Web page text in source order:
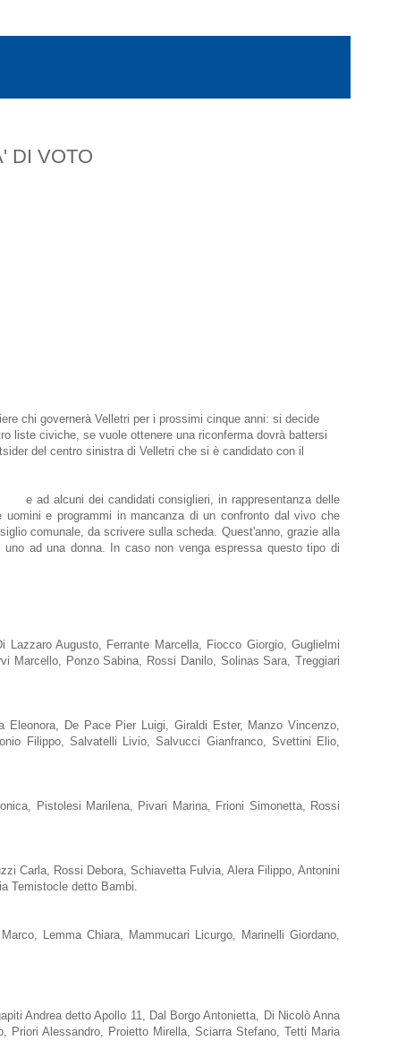
DI VOTO
chi governerà Velletri per i prossimi cinque anni: si decide
liste civiche, se vuole ottenere una riconferma dovrà battersi
del centro sinistra di Velletri che si è candidato con il
e ad alcuni dei candidati consiglieri, in rappresentanza delle
e programmi in mancanza di un confronto dal vivo che
comunale, da scrivere sulla scheda. Quest'anno, grazie alla
ad una donna. In caso non venga espressa questo tipo di
Augusto, Ferrante Marcella, Fiocco Giorgio, Guglielmi
Marcello, Ponzo Sabina, Rossi Danilo, Solinas Sara, Treggiari
De Pace Pier Luigi, Giraldi Ester, Manzo Vincenzo,
Filippo, Salvatelli Livio, Salvucci Gianfranco, Svettini Elio,
Pistolesi Marilena, Pivari Marina, Frioni Simonetta, Rossi
Carla, Rossi Debora, Schiavetta Fulvia, Alera Filippo, Antonini
Temistocle detto Bambi.
Lemma Chiara, Mammucari Licurgo, Marinelli Giordano,
Andrea detto Apollo 11, Dal Borgo Antonietta, Di Nicolò Anna
Priori Alessandro, Proietto Mirella, Sciarra Stefano, Tetti Maria